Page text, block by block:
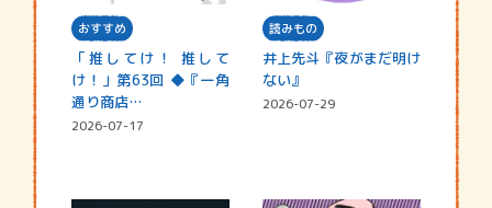
おすすめ
「推してけ！ 推して
け！」第63回 ◆『一角
通り商店…
2026-07-17
読みもの
井上先斗『夜がまだ明け
ない』
2026-07-29